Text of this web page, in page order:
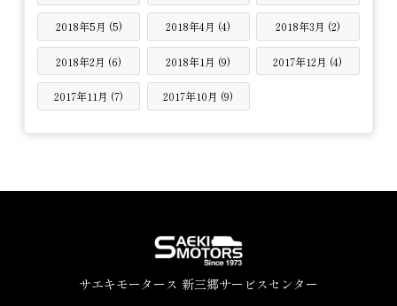
2018年5月 (5) 2018年4月 (4) 2018年3月 (2)
2018年2月 (6) 2018年1月 (9) 2017年12月 (4)
2017年11月 (7) 2017年10月 (9)
サエキモータース 新三郷サービスセンター